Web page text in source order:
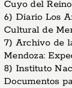
Cuyo del
6) Diario Los
Cultural de
7) Archivo de
Mendoza:
8) Instituto
Documentos